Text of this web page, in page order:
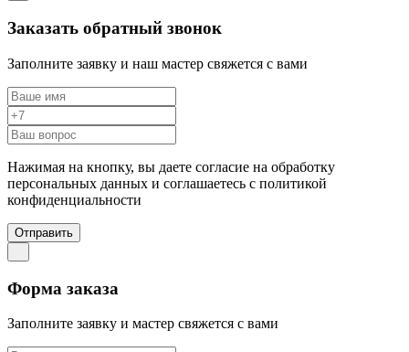
Заказать обратный звонок
Заполните заявку и наш мастер свяжется с вами
Нажимая на кнопку, вы даете согласие на обработку
персональных данных и соглашаетесь c политикой
конфиденциальности
Отправить
Форма заказа
Заполните заявку и мастер свяжется с вами